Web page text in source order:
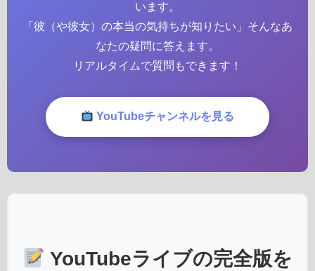
います。
「彼（や彼女）の本当の気持ちが知りたい」そんなあ
なたの疑問に答えます。
リアルタイムで質問もできます！
YouTubeチャンネルを見る
YouTubeライブの完全版を